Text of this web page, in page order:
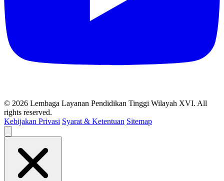
© 2026 Lembaga Layanan Pendidikan Tinggi Wilayah XVI. All
rights reserved.
Kebijakan Privasi Syarat & Ketentuan Sitemap